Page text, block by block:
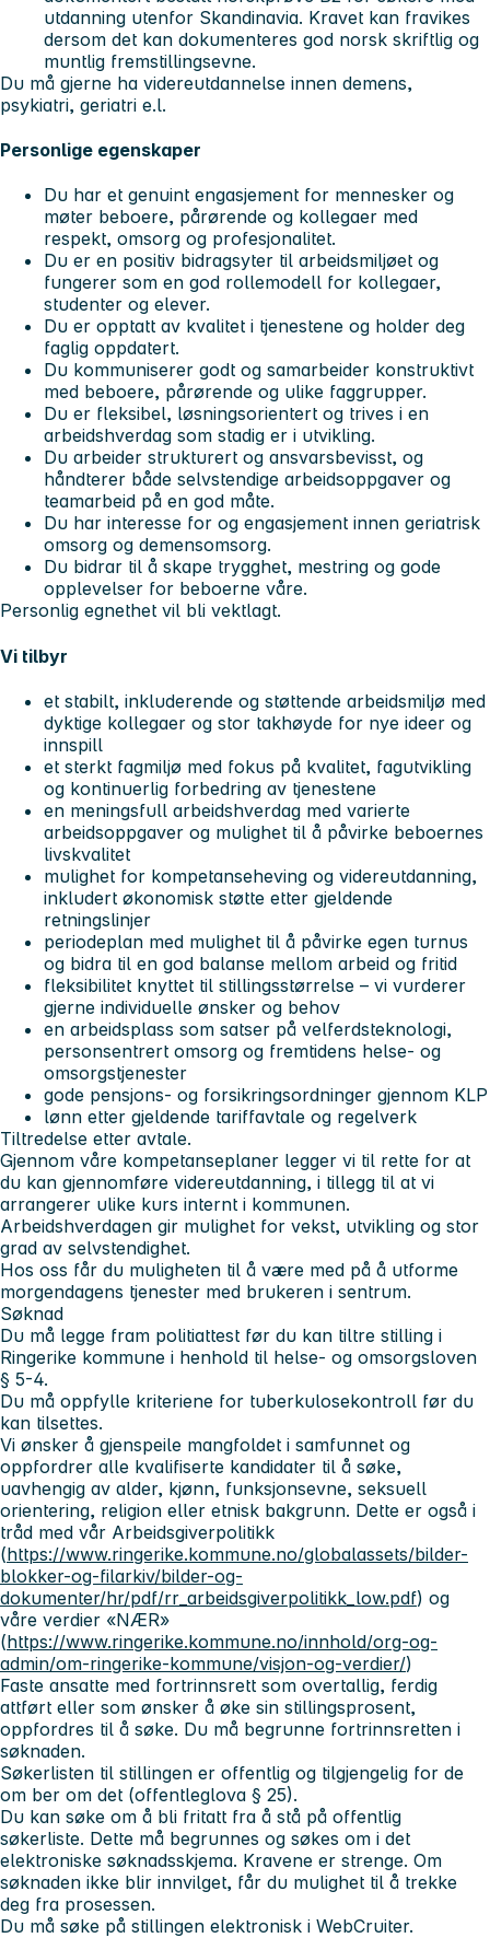
utdanning utenfor Skandinavia. Kravet kan fravikes
dersom det kan dokumenteres god norsk skriftlig og
muntlig fremstillingsevne.
Du må gjerne ha videreutdannelse innen demens,
psykiatri, geriatri e.l.
Personlige egenskaper
Du har et genuint engasjement for mennesker og
møter beboere, pårørende og kollegaer med
respekt, omsorg og profesjonalitet.
Du er en positiv bidragsyter til arbeidsmiljøet og
fungerer som en god rollemodell for kollegaer,
studenter og elever.
Du er opptatt av kvalitet i tjenestene og holder deg
faglig oppdatert.
Du kommuniserer godt og samarbeider konstruktivt
med beboere, pårørende og ulike faggrupper.
Du er fleksibel, løsningsorientert og trives i en
arbeidshverdag som stadig er i utvikling.
Du arbeider strukturert og ansvarsbevisst, og
håndterer både selvstendige arbeidsoppgaver og
teamarbeid på en god måte.
Du har interesse for og engasjement innen geriatrisk
omsorg og demensomsorg.
Du bidrar til å skape trygghet, mestring og gode
opplevelser for beboerne våre.
Personlig egnethet vil bli vektlagt.
Vi tilbyr
et stabilt, inkluderende og støttende arbeidsmiljø med
dyktige kollegaer og stor takhøyde for nye ideer og
innspill
et sterkt fagmiljø med fokus på kvalitet, fagutvikling
og kontinuerlig forbedring av tjenestene
en meningsfull arbeidshverdag med varierte
arbeidsoppgaver og mulighet til å påvirke beboernes
livskvalitet
mulighet for kompetanseheving og videreutdanning,
inkludert økonomisk støtte etter gjeldende
retningslinjer
periodeplan med mulighet til å påvirke egen turnus
og bidra til en god balanse mellom arbeid og fritid
fleksibilitet knyttet til stillingsstørrelse – vi vurderer
gjerne individuelle ønsker og behov
en arbeidsplass som satser på velferdsteknologi,
personsentrert omsorg og fremtidens helse- og
omsorgstjenester
gode pensjons- og forsikringsordninger gjennom KLP
lønn etter gjeldende tariffavtale og regelverk
Tiltredelse etter avtale.
Gjennom våre kompetanseplaner legger vi til rette for at
du kan gjennomføre videreutdanning, i tillegg til at vi
arrangerer ulike kurs internt i kommunen.
Arbeidshverdagen gir mulighet for vekst, utvikling og stor
grad av selvstendighet.
Hos oss får du muligheten til å være med på å utforme
morgendagens tjenester med brukeren i sentrum.
Søknad
Du må legge fram politiattest før du kan tiltre stilling i
Ringerike kommune i henhold til helse- og omsorgsloven
§ 5-4.
Du må oppfylle kriteriene for tuberkulosekontroll før du
kan tilsettes.
Vi ønsker å gjenspeile mangfoldet i samfunnet og
oppfordrer alle kvalifiserte kandidater til å søke,
uavhengig av alder, kjønn, funksjonsevne, seksuell
orientering, religion eller etnisk bakgrunn. Dette er også i
tråd med vår Arbeidsgiverpolitikk
(https://www.ringerike.kommune.no/globalassets/bilder-
blokker-og-filarkiv/bilder-og-
dokumenter/hr/pdf/rr_arbeidsgiverpolitikk_low.pdf) og
våre verdier «NÆR»
(https://www.ringerike.kommune.no/innhold/org-og-
admin/om-ringerike-kommune/visjon-og-verdier/)
Faste ansatte med fortrinnsrett som overtallig, ferdig
attført eller som ønsker å øke sin stillingsprosent,
oppfordres til å søke. Du må begrunne fortrinnsretten i
søknaden.
Søkerlisten til stillingen er offentlig og tilgjengelig for de
om ber om det (offentleglova § 25).
Du kan søke om å bli fritatt fra å stå på offentlig
søkerliste. Dette må begrunnes og søkes om i det
elektroniske søknadsskjema. Kravene er strenge. Om
søknaden ikke blir innvilget, får du mulighet til å trekke
deg fra prosessen.
Du må søke på stillingen elektronisk i WebCruiter.